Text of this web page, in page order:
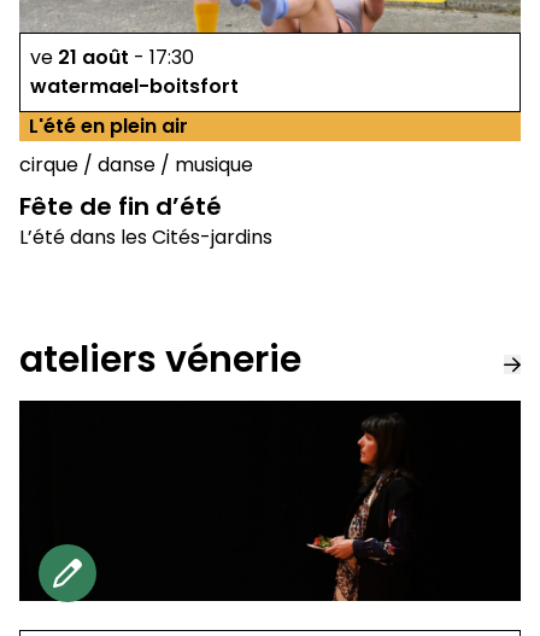
ve 21 août - 17:30
watermael-boitsfort
L'été en plein air
cirque / danse / musique
Fête de fin d’été
L’été dans les Cités-jardins
ateliers vénerie